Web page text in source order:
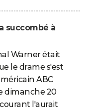
succombé à
Warner était
le drame s'est
ABC
dimanche 20
l'aurait